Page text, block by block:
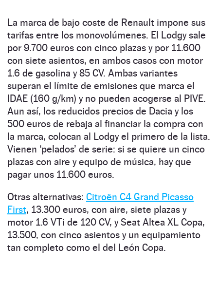
La marca de bajo coste de Renault impone sus
tarifas entre los monovolúmenes. El Lodgy sale
por 9.700 euros con cinco plazas y por 11.600
con siete asientos, en ambos casos con motor
1.6 de gasolina y 85 CV. Ambas variantes
superan el límite de emisiones que marca el
IDAE (160 g/km) y no pueden acogerse al PIVE.
Aun así, los reducidos precios de Dacia y los
500 euros de rebaja al financiar la compra con
la marca, colocan al Lodgy el primero de la lista.
Vienen ‘pelados’ de serie: si se quiere un cinco
plazas con aire y equipo de música, hay que
pagar unos 11.600 euros.
Otras alternativas: Citroën C4 Grand Picasso
First, 13.300 euros, con aire, siete plazas y
motor 1.6 VTi de 120 CV, y Seat Altea XL Copa,
13.500, con cinco asientos y un equipamiento
tan completo como el del León Copa.